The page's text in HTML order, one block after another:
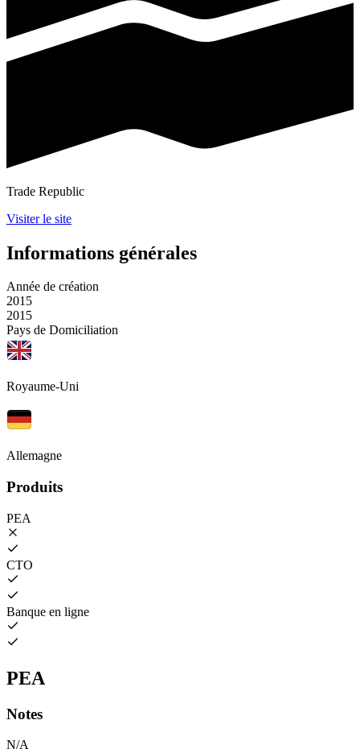
Trade Republic
Visiter le site
Informations générales
Année de création
2015
2015
Pays de Domiciliation
Royaume-Uni
Allemagne
Produits
PEA
CTO
Banque en ligne
PEA
Notes
N/A